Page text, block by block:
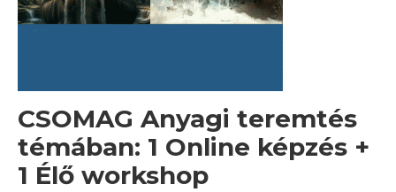
CSOMAG Anyagi teremtés
témában: 1 Online képzés +
1 Élő workshop